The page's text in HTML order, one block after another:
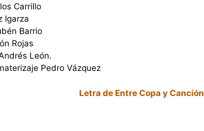
Carrillo
Igarza
Barrio
Rojas
León.
Pedro Vázquez
Letra de Entre Copa y Canción